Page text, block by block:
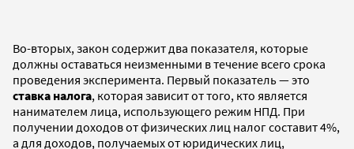
Во-вторых, закон содержит два показателя, которые
должны оставаться неизменными в течение всего срока
проведения эксперимента. Первый показатель — это
ставка налога, которая зависит от того, кто является
нанимателем лица, использующего режим НПД. При
получении доходов от физических лиц налог составит4%,
а для доходов, получаемых от юридических лиц,